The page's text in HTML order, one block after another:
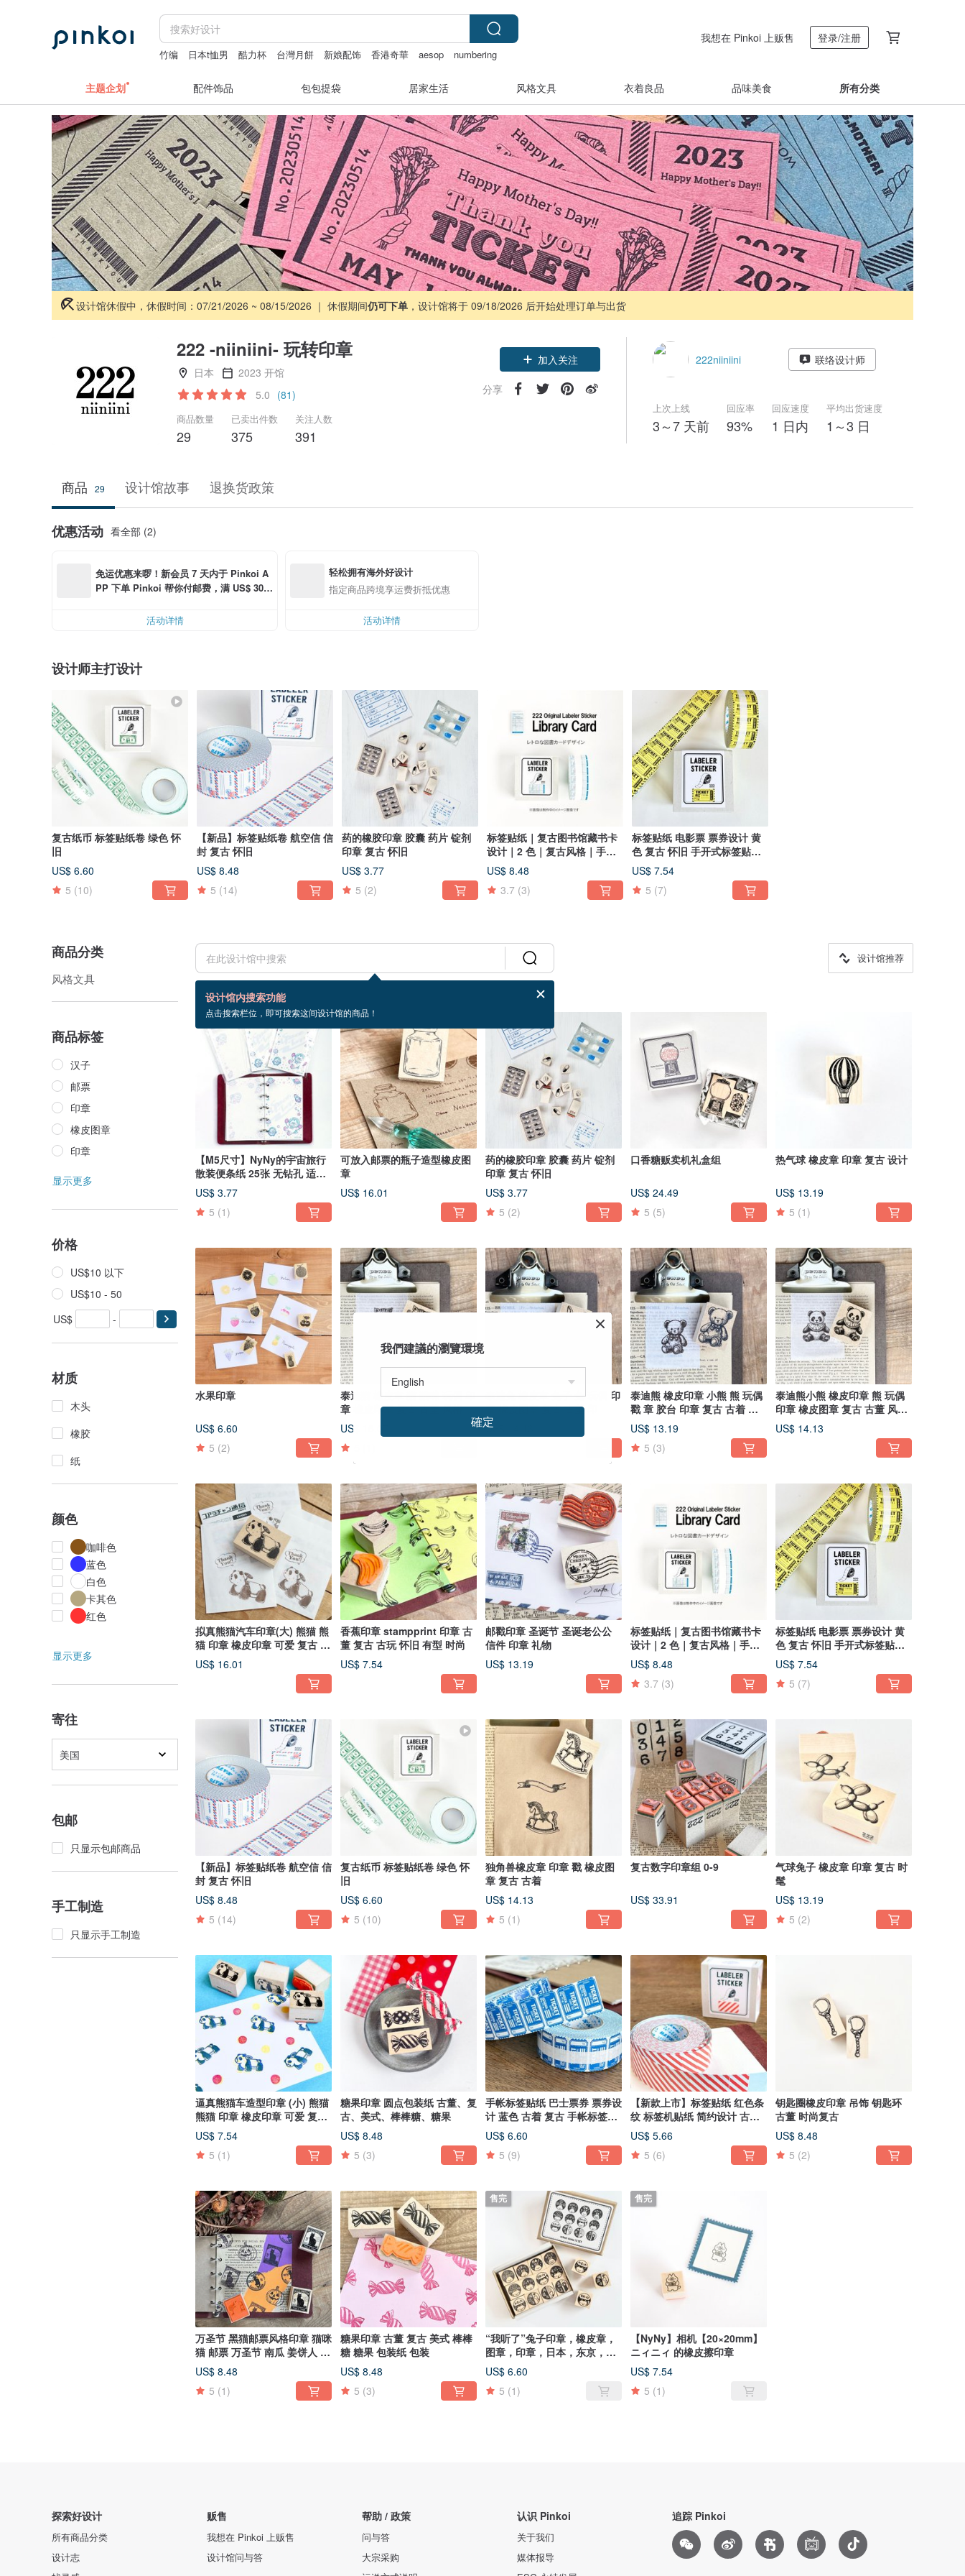
竹编 日本t恤男 酷力杯 台灣月餅 新娘配饰 香港奇華 aesop numbering
我想在 Pinkoi 上贩售 登录/注册
主题企划 配件饰品 包包提袋 居家生活 风格文具 衣着良品 品味美食 所有分类
设计馆休假中，休假时间：07/21/2026 ~ 08/15/2026 ｜ 休假期间仍可下单 ，设计馆将于 09/18/2026 后开始处理订单与出货
222 -niiniini- 玩转印章
日本
2023 开馆
5.0 (81)
商品数量
29
已卖出件数
375
关注人数
391
加入关注
分享
222niiniini 联络设计师
上次上线
3～7 天前
回应率
93%
回应速度
1 日内
平均出货速度
1～3 日
商品 29 设计馆故事 退换货政策
优惠活动 看全部 (2)
免运优惠来啰！新会员 7 天内于 Pinkoi A
PP 下单 Pinkoi 帮你付邮费，满 US$ 30.0
活动详情
轻松拥有海外好设计
指定商品跨境享运费折抵优惠
活动详情
设计师主打设计
复古纸币 标签贴纸卷 绿色 怀
旧
US$ 6.60
5 (10)
【新品】标签贴纸卷 航空信 信
封 复古 怀旧
US$ 8.48
5 (14)
药的橡胶印章 胶囊 药片 锭剂
印章 复古 怀旧
US$ 3.77
5 (2)
标签贴纸｜复古图书馆藏书卡
设计｜2 色｜复古风格｜手持
式标签机专用纸卷贴纸
US$ 8.48
3.7 (3)
标签贴纸 电影票 票券设计 黄
色 复古 怀旧 手开式标签贴纸
卷
US$ 7.54
5 (7)
商品分类
风格文具
商品标签
汉子
邮票
印章
橡皮图章
印章
显示更多
价格
US$10 以下
US$10 - 50
US$
-
材质
木头
橡胶
纸
颜色
咖啡色
蓝色
白色
卡其色
红色
显示更多
寄往
美国
包邮
只显示包邮商品
手工制造
只显示手工制造
设计馆内搜索功能
点击搜索栏位，即可搜索这间设计馆的商品！
设计馆推荐
29 个商品
【M5尺寸】NyNy的宇宙旅行
散装便条纸 25张 无钻孔 适用
于系统手帐 Micro 5尺寸 M5尺
寸
US$ 3.77
5 (1)
可放入邮票的瓶子造型橡皮图
章
US$ 16.01
药的橡胶印章 胶囊 药片 锭剂
印章 复古 怀旧
US$ 3.77
5 (2)
口香糖贩卖机礼盒组
US$ 24.49
5 (5)
热气球 橡皮章 印章 复古 设计
US$ 13.19
5 (1)
水果印章
US$ 6.60
5 (2)
泰迪猫 橡皮章 猫 猫咪 玩偶 印
章 橡皮印章 复古 古董 风格 印
章
US$ 15.07
泰迪兔 橡皮章 兔子 兔 玩偶 印
章 橡皮图章 复古 古董 印
US$ 14.13
泰迪熊 橡皮印章 小熊 熊 玩偶
戳 章 胶台 印章 复古 古着 工
antique 古典
US$ 13.19
5 (3)
泰迪熊小熊 橡皮印章 熊 玩偶
印章 橡皮图章 复古 古董 风格
印鉴
US$ 14.13
拟真熊猫汽车印章(大) 熊猫 熊
猫 印章 橡皮印章 可爱 复古 游
乐园 交通工具
US$ 16.01
香蕉印章 stampprint 印章 古
董 复古 古玩 怀旧 有型 时尚
US$ 7.54
邮戳印章 圣诞节 圣诞老公公
信件 印章 礼物
US$ 13.19
标签贴纸｜复古图书馆藏书卡
设计｜2 色｜复古风格｜手持
式标签机专用纸卷贴纸
US$ 8.48
3.7 (3)
标签贴纸 电影票 票券设计 黄
色 复古 怀旧 手开式标签贴纸
卷
US$ 7.54
5 (7)
【新品】标签贴纸卷 航空信 信
封 复古 怀旧
US$ 8.48
5 (14)
复古纸币 标签贴纸卷 绿色 怀
旧
US$ 6.60
5 (10)
独角兽橡皮章 印章 戳 橡皮图
章 复古 古着
US$ 14.13
5 (1)
复古数字印章组 0-9
US$ 33.91
气球兔子 橡皮章 印章 复古 时
髦
US$ 13.19
5 (2)
逼真熊猫车造型印章 (小) 熊猫
熊猫 印章 橡皮印章 可爱 复古
游乐园 交通工具
US$ 7.54
5 (1)
糖果印章 圆点包装纸 古董、复
古、美式、棒棒糖、糖果
US$ 8.48
5 (3)
手帐标签贴纸 巴士票券 票券设
计 蓝色 古着 复古 手帐标签卷
筒贴纸
US$ 6.60
5 (9)
【新款上市】标签贴纸 红色条
纹 标签机贴纸 简约设计 古着
风格 美式流行
US$ 5.66
5 (6)
钥匙圈橡皮印章 吊饰 钥匙环
古董 时尚复古
US$ 8.48
5 (2)
万圣节 黑猫邮票风格印章 猫咪
猫 邮票 万圣节 南瓜 姜饼人 印
章
US$ 8.48
5 (1)
糖果印章 古董 复古 美式 棒棒
糖 糖果 包装纸 包装
US$ 8.48
5 (3)
售完
“我听了”兔子印章，橡皮章，
图章，印章，日本，东京，手
工制作，日本制
US$ 6.60
5 (1)
售完
【NyNy】相机【20×20mm】
ニィニィ 的橡皮擦印章
US$ 7.54
5 (1)
探索好设计
所有商品分类
设计志
贩售
我想在 Pinkoi 上贩售
设计馆问与答
帮助 / 政策
问与答
大宗采购
认识 Pinkoi
关于我们
媒体报导
追踪 Pinkoi
我們建議的瀏覽環境
確定